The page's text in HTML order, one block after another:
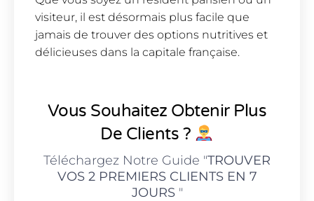
visiteur, il est désormais plus facile que
jamais de trouver des options nutritives et
délicieuses dans la capitale française.
Vous Souhaitez Obtenir Plus
De Clients ?
Téléchargez Notre Guide "TROUVER
VOS 2 PREMIERS CLIENTS EN 7
JOURS"